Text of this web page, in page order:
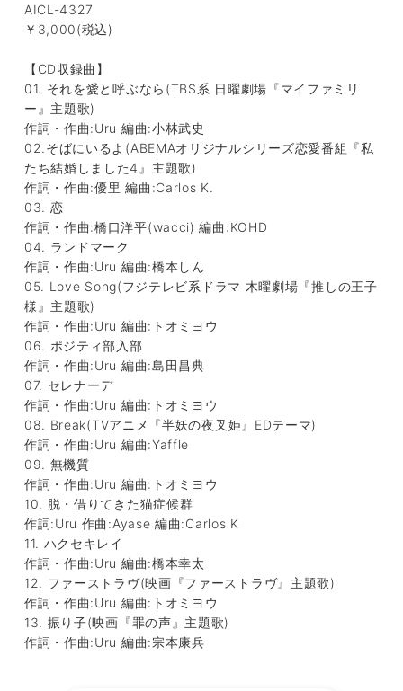
AICL-4327
￥3,000(税込)
【CD収録曲】
01. それを愛と呼ぶなら(TBS系 日曜劇場『マイファミリ
ー』主題歌)
作詞・作曲:Uru 編曲:小林武史
02.そばにいるよ(ABEMAオリジナルシリーズ恋愛番組『私
たち結婚しました4』主題歌)
作詞・作曲:優里 編曲:Carlos K.
03. 恋
作詞・作曲:橋口洋平(wacci) 編曲:KOHD
04. ランドマーク
作詞・作曲:Uru 編曲:橋本しん
05. Love Song(フジテレビ系ドラマ 木曜劇場『推しの王子
様』主題歌)
作詞・作曲:Uru 編曲:トオミヨウ
06. ポジティ部入部
作詞・作曲:Uru 編曲:島田昌典
07. セレナーデ
作詞・作曲:Uru 編曲:トオミヨウ
08. Break(TVアニメ『半妖の夜叉姫』EDテーマ)
作詞・作曲:Uru 編曲:Yaffle
09. 無機質
作詞・作曲:Uru 編曲:トオミヨウ
10. 脱・借りてきた猫症候群
作詞:Uru 作曲:Ayase 編曲:Carlos K
11. ハクセキレイ
作詞・作曲:Uru 編曲:橋本幸太
12. ファーストラヴ(映画『ファーストラヴ』主題歌)
作詞・作曲:Uru 編曲:トオミヨウ
13. 振り子(映画『罪の声』主題歌)
作詞・作曲:Uru 編曲:宗本康兵